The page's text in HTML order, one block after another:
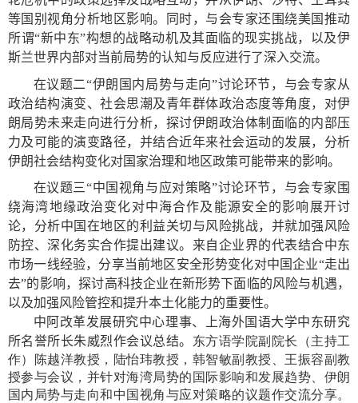
等国别视角分析地区影响。同时，与会专家还围绕美国推动
所谓“新中东”构想的战略动机及其面临的现实挑战，以及伊
斯兰世界内部对当前局势的认知与反应进行了深入交流。
在议题二“伊朗国内局势与走向”讨论环节，与会专家从
政治结构演变、社会思潮及青年群体政治态度等角度，对伊
朗局势未来走向进行分析，探讨伊朗政治体制面临的内部压
力及可能的演变路径，并结合近年来社会运动的发展，分析
伊朗社会结构变化对国家治理和地区政策可能带来的影响。
在议题三“中国视角与应对策略”讨论环节，与会专家围
绕海湾地缘政治变化对中海合作及能源安全的影响展开讨
论，分析中国在地区的利益关切与风险挑战，并就加强风险
防控、深化务实合作提出建议。来自企业界的代表结合中东
市场一线经验，分享当前地区安全形势变化对中国企业“走出
去”的影响，探讨高科技企业在新形势下面临的风险与机遇，
以及加强风险管控和提升本土化能力的重要性。
中阿改革发展研究中心理事、上海外国语大学中东研究
所名誉所长朱威烈作会议总结。 东方语学院副院长（主持工
作）陈越洋教授 ，陆怡玮教授 ，韩智敏副教授 、王振容副教
授参与会议，并针对海湾局势的国际影响和发展趋势、伊朗
国内局势与走向和中国视角与应对策略的议题作交流分享。